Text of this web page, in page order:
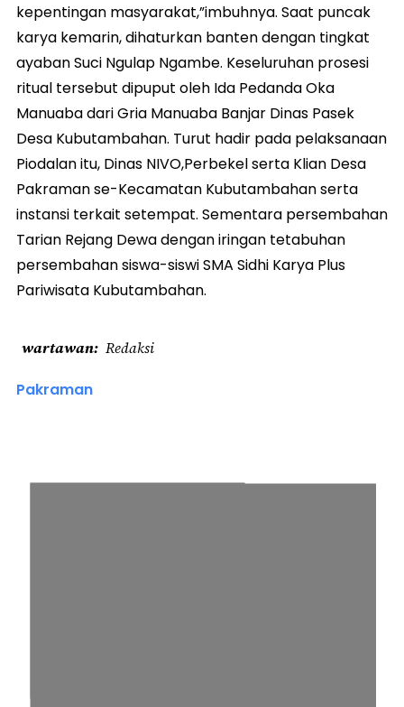
kepentingan masyarakat,”imbuhnya. Saat puncak
karya kemarin, dihaturkan banten dengan tingkat
ayaban Suci Ngulap Ngambe. Keseluruhan prosesi
ritual tersebut dipuput oleh Ida Pedanda Oka
Manuaba dari Gria Manuaba Banjar Dinas Pasek
Desa Kubutambahan. Turut hadir pada pelaksanaan
Piodalan itu, Dinas NIVO,Perbekel serta Klian Desa
Pakraman se-Kecamatan Kubutambahan serta
instansi terkait setempat. Sementara persembahan
Tarian Rejang Dewa dengan iringan tetabuhan
persembahan siswa-siswi SMA Sidhi Karya Plus
Pariwisata Kubutambahan.
wartawan Redaksi
Pakraman